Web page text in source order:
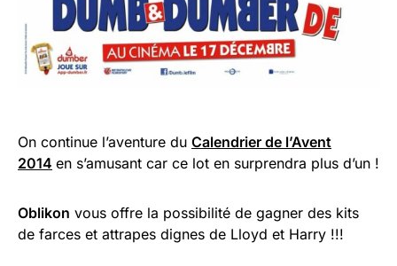
On continue l’aventure du Calendrier de l’Avent
2014 en s’amusant car ce lot en surprendra plus d’un !
Oblikon vous offre la possibilité de gagner des kits
de farces et attrapes dignes de Lloyd et Harry !!!